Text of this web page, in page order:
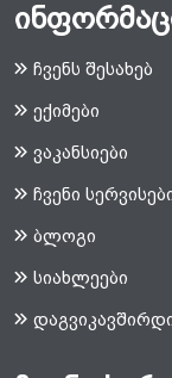
ჩვენს შესახებ
ექიმები
ვაკანსიები
ჩვენი
ბლოგი
სიახლეები